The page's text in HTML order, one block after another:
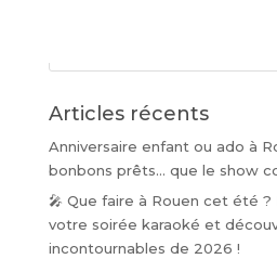
Articles récents
Anniversaire enfant ou ado à
bonbons prêts… que le show
🎤 Que faire à Rouen cet été
votre soirée karaoké et
incontournables de 2026 !